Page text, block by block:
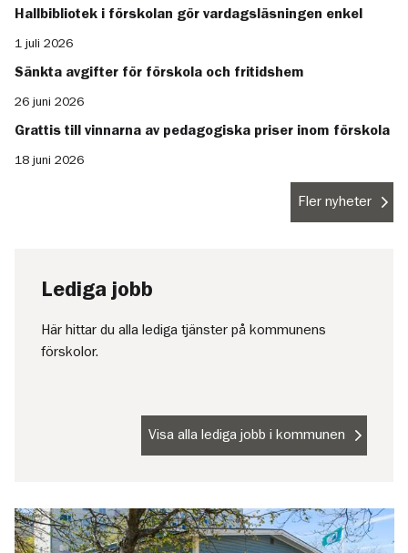
Hallbibliotek i förskolan gör vardagsläsningen enkel
1 juli 2026
Sänkta avgifter för förskola och fritidshem
26 juni 2026
Grattis till vinnarna av pedagogiska priser inom förskola
18 juni 2026
Fler nyheter
Lediga jobb
Här hittar du alla lediga tjänster på kommunens
förskolor.
Visa alla lediga jobb i kommunen